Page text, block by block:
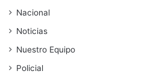
Nacional
Noticias
Nuestro Equipo
Policial